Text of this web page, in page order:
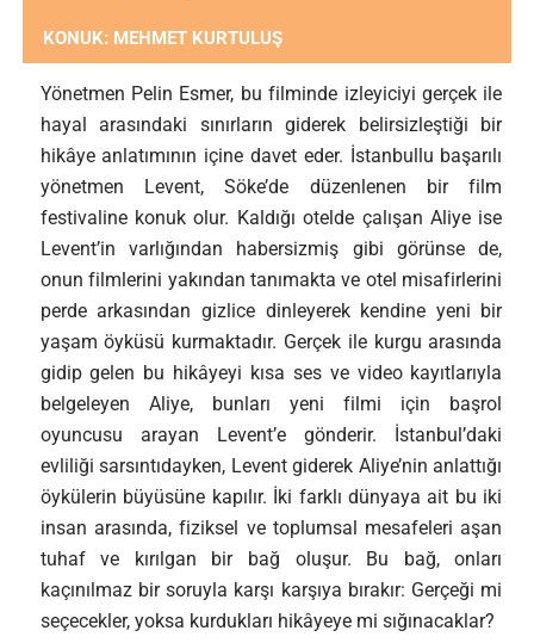
KONUK: MEHMET KURTULUŞ
Yönetmen Pelin Esmer, bu filminde izleyiciyi gerçek ile
hayal arasındaki sınırların giderek belirsizleştiği bir
hikâye anlatımının içine davet eder. İstanbullu başarılı
yönetmen Levent, Söke’de düzenlenen bir film
festivaline konuk olur. Kaldığı otelde çalışan Aliye ise
Levent’in varlığından habersizmiş gibi görünse de,
onun filmlerini yakından tanımakta ve otel misafirlerini
perde arkasından gizlice dinleyerek kendine yeni bir
yaşam öyküsü kurmaktadır. Gerçek ile kurgu arasında
gidip gelen bu hikâyeyi kısa ses ve video kayıtlarıyla
belgeleyen Aliye, bunları yeni filmi için başrol
oyuncusu arayan Levent’e gönderir. İstanbul’daki
evliliği sarsıntıdayken, Levent giderek Aliye’nin anlattığı
öykülerin büyüsüne kapılır. İki farklı dünyaya ait bu iki
insan arasında, fiziksel ve toplumsal mesafeleri aşan
tuhaf ve kırılgan bir bağ oluşur. Bu bağ, onları
kaçınılmaz bir soruyla karşı karşıya bırakır: Gerçeği mi
seçecekler, yoksa kurdukları hikâyeye mi sığınacaklar?